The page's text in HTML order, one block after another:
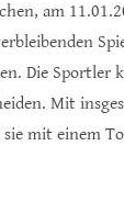
am
Die
Mit
mit einem